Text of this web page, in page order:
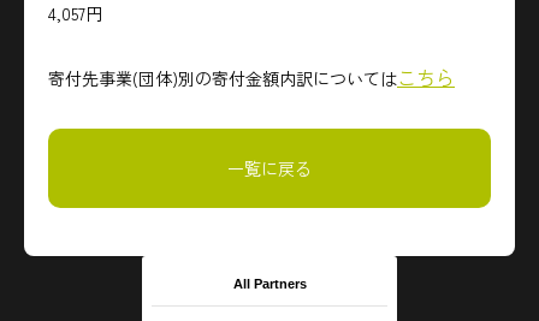
4,057円
寄付先事業(団体)別の寄付金額内訳についてはこちら
一覧に戻る
All Partners